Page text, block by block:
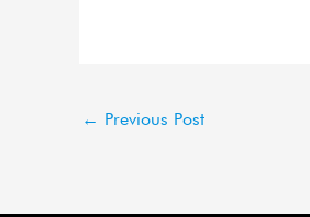
← Previous Post